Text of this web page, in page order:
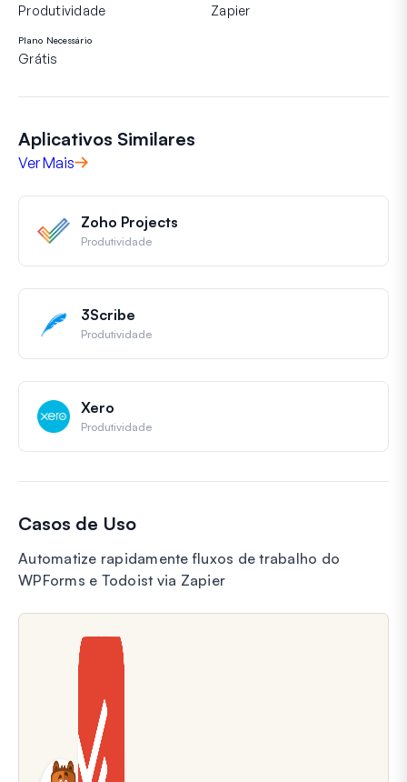
Produtividade Zapier
Plano Necessário
Grátis
Aplicativos Similares
Ver Mais
Zoho Projects
Produtividade
3Scribe
Produtividade
Xero
Produtividade
Casos de Uso
Automatize rapidamente fluxos de trabalho do
WPForms e Todoist via Zapier